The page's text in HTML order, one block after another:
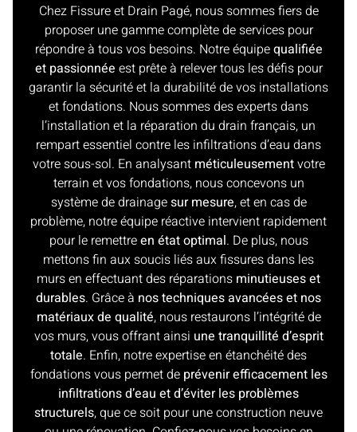
Chez Fissure et Drain Pagé, nous sommes fiers de
proposer une gamme complète de services pour
répondre à tous vos besoins. Notre équipequalifiée
et passionnée est prête à relever tous les défis pour
garantir la sécurité et la durabilité de vos installations
et fondations. Nous sommes des experts dans
l’installation et la réparation du drain français, un
rempart essentiel contre les infiltrations d’eau dans
votre sous-sol. En analysant méticuleusementvotre
terrain et vos fondations, nous concevons un
système de drainagesur mesure, et en cas de
problème, notre équipe réactive intervient rapidement
pour le remettreen état optimal. De plus, nous
mettons fin aux soucis liés aux fissures dans les
murs en effectuant des réparations minutieuses et
durables. Grâce à nos techniques avancées et nos
matériaux de qualité, nous restaurons l’intégrité de
vos murs, vous offrant ainsi une tranquillité d’esprit
totale. Enfin, notre expertise en étanchéité des
fondations vous permet de prévenir efficacement les
infiltrations d’eau et d’éviter les problèmes
structurels, que ce soit pour une construction neuve